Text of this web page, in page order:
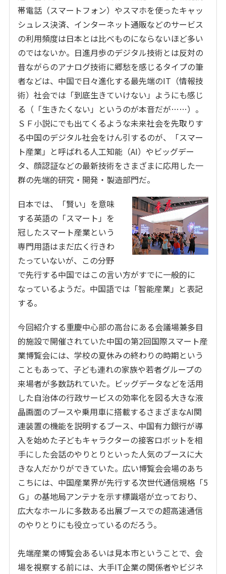
帯電話（スマートフォン）やスマホを使ったキャッ
シュレス決済、インターネット通販などのサービス
の利用頻度は日本とは比べものにならないほど多い
のではないか。日進月歩のデジタル技術とは反対の
昔ながらのアナログ技術に郷愁を感じるタイプの筆
者などは、中国で日々進化する最先端のIT（情報技
術）社会では「到底生きていけない」ようにも感じ
る（「生きたくない」というのが本音だが……）。
ＳＦ小説にでも出てくるような未来社会を先取りす
る中国のデジタル社会をけん引するのが、「スマー
ト産業」と呼ばれる人工知能（AI）やビッグデー
タ、顔認証などの最新技術をさまざまに応用した一
群の先端的研究・開発・製造部門だ。
日本では、「賢い」を意味
する英語の「スマート」を
冠したスマート産業という
専門用語はまだ広く行きわ
たっていないが、この分野
で先行する中国ではこの言い方がすでに一般的に
なっているようだ。中国語では「智能産業」と表記
する。
今回紹介する重慶中心部の高台にある会議場兼多目
的施設で開催されていた中国の第2回国際スマート産
業博覧会には、学校の夏休みの終わりの時期という
こともあって、子ども連れの家族や若者グループの
来場者が多数訪れていた。ビッグデータなどを活用
した自治体の行政サービスの効率化を図る大きな液
晶画面のブースや乗用車に搭載するさまざまなAI関
連装置の機能を説明するブース、中国有力銀行が導
入を始めた子どもキャラクターの接客ロボットを相
手にした会話のやりとりといった人気のブースに大
きな人だかりができていた。広い博覧会会場のあち
こちには、中国産業界が先行する次世代通信規格「5
Ｇ」の基地局アンテナを示す標識塔が立っており、
広大なホールに多数ある出展ブースでの超高速通信
のやりとりにも役立っているのだろう。
先端産業の博覧会あるいは見本市ということで、会
場を視察する前には、大手IT企業の関係者やビジネ